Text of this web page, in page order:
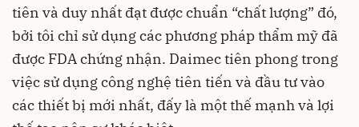
tiên và duy nhất đạt được chuẩn “chất lượng” đó,
bởi tôi chỉ sử dụng các phương pháp thẩm mỹ đã
được FDA chứng nhận. Daimec tiên phong trong
việc sử dụng công nghệ tiên tiến và đầu tư vào
các thiết bị mới nhất, đấy là một thế mạnh và lợi